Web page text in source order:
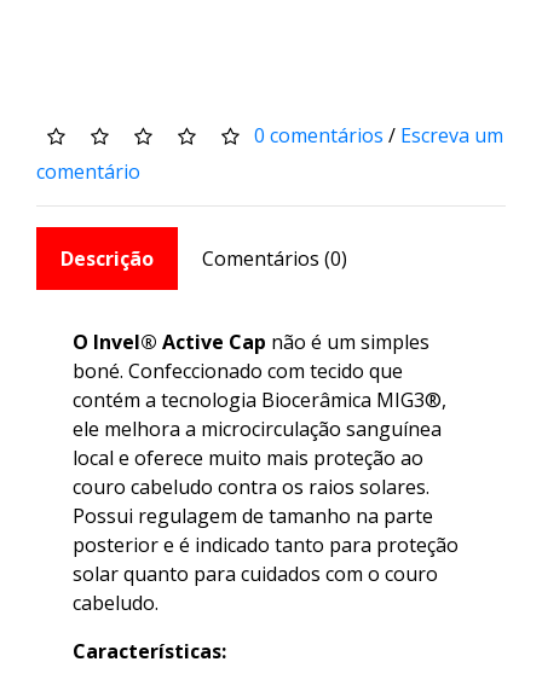
0 comentários / Escreva um
comentário
Descrição Comentários (0)
O Invel® Active Cap não é um simples
boné. Confeccionado com tecido que
contém a tecnologia Biocerâmica MIG3®,
ele melhora a microcirculação sanguínea
local e oferece muito mais proteção ao
couro cabeludo contra os raios solares.
Possui regulagem de tamanho na parte
posterior e é indicado tanto para proteção
solar quanto para cuidados com o couro
cabeludo.
Características: